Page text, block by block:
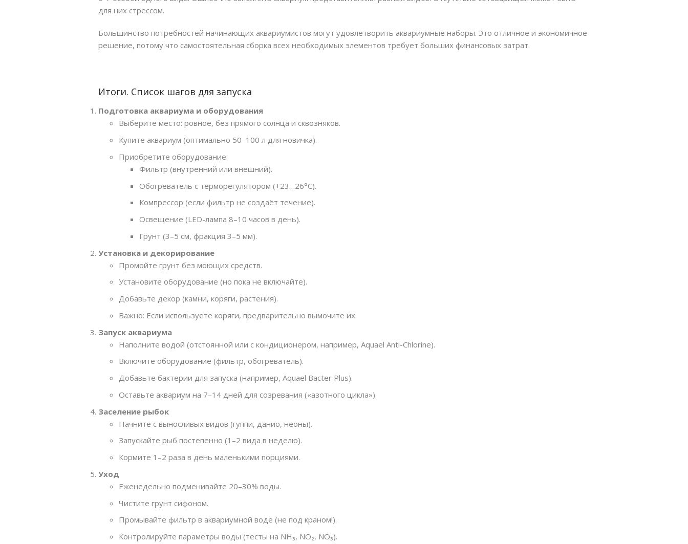
для них стрессом.
Большинство потребностей начинающих аквариумистов могут удовлетворить аквариумные наборы. Это отличное и экономичное
решение, потому что самостоятельная сборка всех необходимых элементов требует больших финансовых затрат.
Итоги. Список шагов для запуска
Подготовка аквариума и оборудования
Выберите место: ровное, без прямого солнца и сквозняков.
Купите аквариум (оптимально 50–100 л для новичка).
Приобретите оборудование:
Фильтр (внутренний или внешний).
Обогреватель с терморегулятором (+23…26°C).
Компрессор (если фильтр не создаёт течение).
Освещение (LED-лампа 8–10 часов в день).
Грунт (3–5 см, фракция 3–5 мм).
Установка и декорирование
Промойте грунт без моющих средств.
Установите оборудование (но пока не включайте).
Добавьте декор (камни, коряги, растения).
Важно: Если используете коряги, предварительно вымочите их.
Запуск аквариума
Наполните водой (отстоянной или с кондиционером, например, Aquael Anti-Chlorine).
Включите оборудование (фильтр, обогреватель).
Добавьте бактерии для запуска (например, Aquael Bacter Plus).
Оставьте аквариум на 7–14 дней для созревания («азотного цикла»).
Заселение рыбок
Начните с выносливых видов (гуппи, данио, неоны).
Запускайте рыб постепенно (1–2 вида в неделю).
Кормите 1–2 раза в день маленькими порциями.
Уход
Еженедельно подменивайте 20–30% воды.
Чистите грунт сифоном.
Промывайте фильтр в аквариумной воде (не под краном!).
Контролируйте параметры воды (тесты на NH₃, NO₂, NO₃).